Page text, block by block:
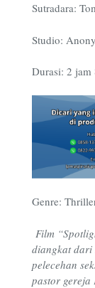
Sutradara:
Studio:
Durasi: 2 jam
Genre:
Film
diangkat dari
pelecehan
pastor gereja